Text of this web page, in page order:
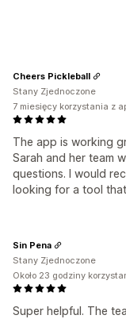
The app is working
Sarah and her team
questions. I would
looking for a tool
Cheers Pickleball
Stany Zjednoczone
7 miesięcy korzystania z
Super helpful. The
Sin Pena
Stany Zjednoczone
Około 23 godziny